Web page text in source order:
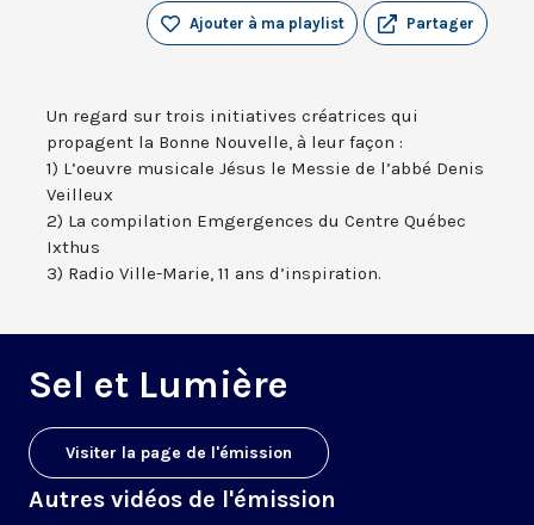
Partager
Ajouter à ma playlist
Un regard sur trois initiatives créatrices qui
propagent la Bonne Nouvelle, à leur façon :
1) L’oeuvre musicale Jésus le Messie de l’abbé Denis
Veilleux
2) La compilation Emgergences du Centre Québec
Ixthus
3) Radio Ville-Marie, 11 ans d’inspiration.
Sel et Lumière
Visiter la page de l'émission
Autres vidéos de l'émission